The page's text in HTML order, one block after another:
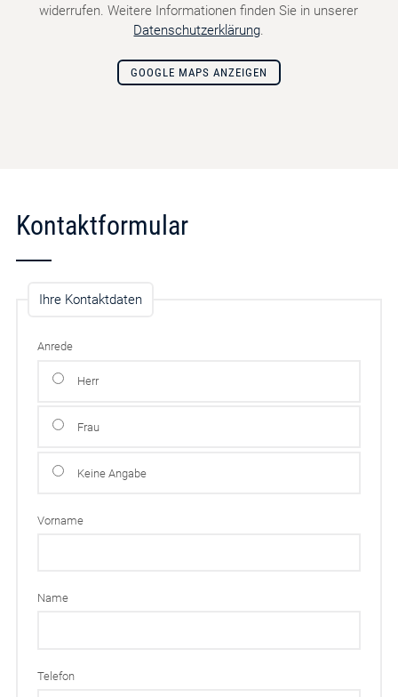
widerrufen. Weitere Informationen finden Sie in unserer
Datenschutzerklärung.
GOOGLE MAPS ANZEIGEN
Kontaktformular
Ihre Kontaktdaten
Anrede
Herr
Frau
Keine Angabe
Vorname
Name
Telefon